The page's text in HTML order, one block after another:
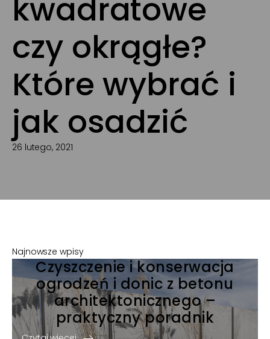
kwadratowe
czy okrągłe?
Które wybrać i
jak osadzić
26 lutego, 2021
Najnowsze wpisy
Czyszczenie i konserwacja
ogrodzeń i donic z betonu
architektonicznego –
praktyczny poradnik